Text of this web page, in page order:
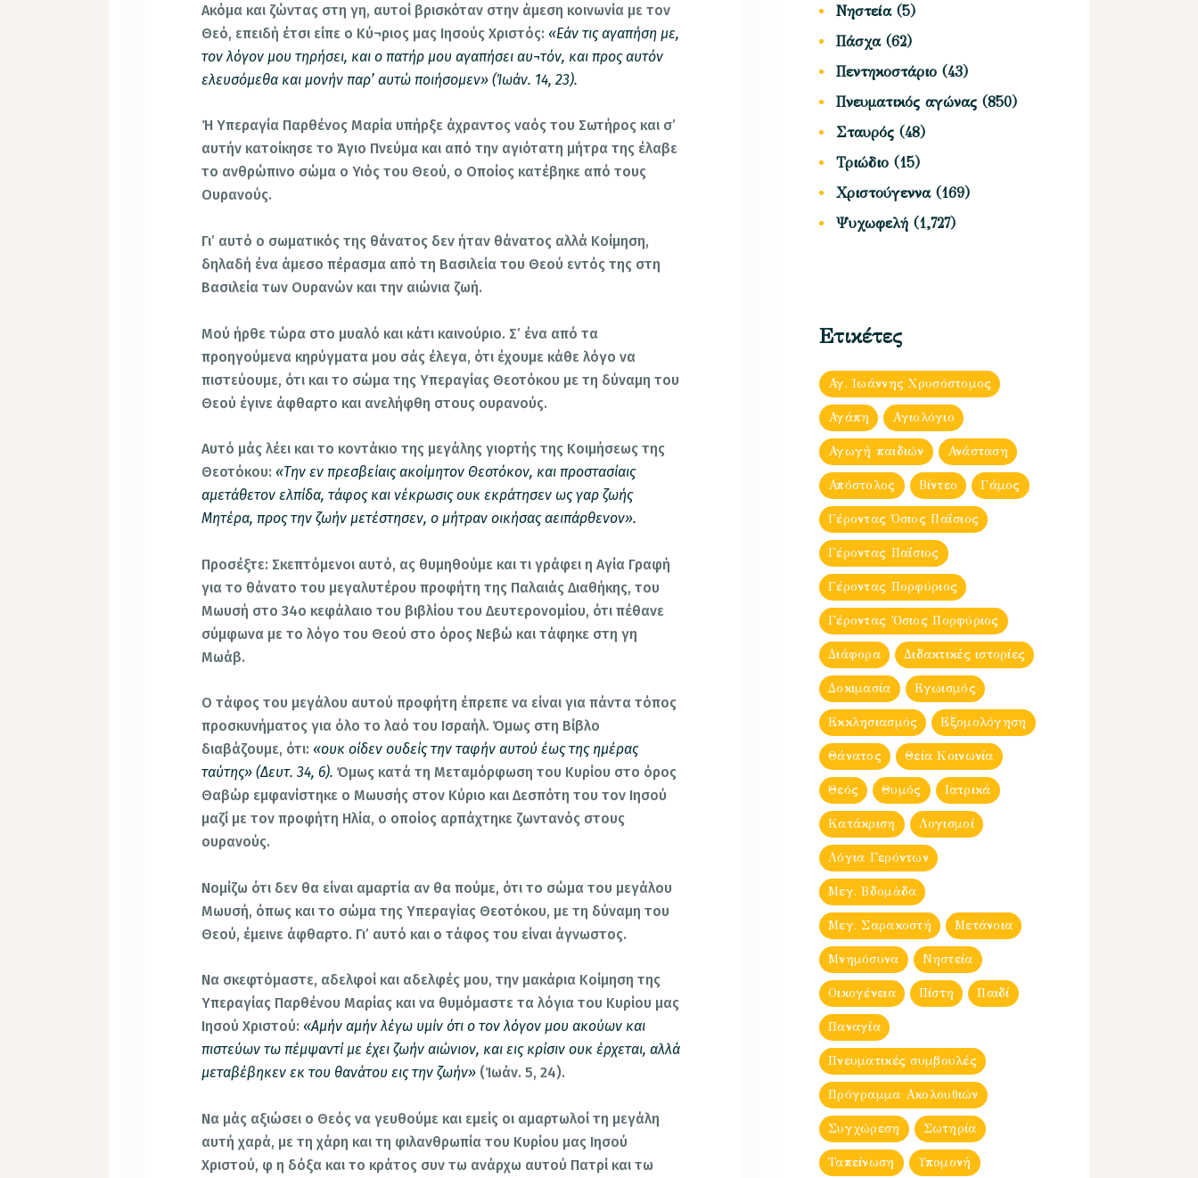
Ακόμα και ζώντας στη γη, αυτοί βρισκόταν στην άμεση κοινωνία με τον
Θεό, επειδή έτσι είπε ο Κύ¬ριος μας Ιησούς Χριστός:«Εάν τις αγαπήση με,
τον λόγον μου τηρήσει, και ο πατήρ μου αγαπήσει αυ¬τόν, και προς αυτόν
ελευσόμεθα και μονήν παρ’ αυτώ ποιήσομεν» (Ίωάν. 14, 23).
Ή Υπεραγία Παρθένος Μαρία υπήρξε άχραντος ναός του Σωτήρος και σ’
αυτήν κατοίκησε το Άγιο Πνεύμα και από την αγιότατη μήτρα της έλαβε
το ανθρώπινο σώμα ο Υιός του Θεού, ο Οποίος κατέβηκε από τους
Ουρανούς.
Γι’ αυτό ο σωματικός της θάνατος δεν ήταν θάνατος αλλά Κοίμηση,
δηλαδή ένα άμεσο πέρασμα από τη Βασιλεία του Θεού εντός της στη
Βασιλεία των Ουρανών και την αιώνια ζωή.
Μού ήρθε τώρα στο μυαλό και κάτι καινούριο. Σ’ ένα από τα
προηγούμενα κηρύγματα μου σάς έλεγα, ότι έχουμε κάθε λόγο να
πιστεύουμε, ότι και το σώμα της Υπεραγίας Θεοτόκου με τη δύναμη του
Θεού έγινε άφθαρτο και ανελήφθη στους ουρανούς.
Αυτό μάς λέει και το κοντάκιο της μεγάλης γιορτής της Κοιμήσεως της
Θεοτόκου:«Την εν πρεσβείαις ακοίμητον Θεοτόκον, και προστασίαις
αμετάθετον ελπίδα, τάφος και νέκρωσις ουκ εκράτησεν ως γαρ ζωής
Μητέρα, προς την ζωήν μετέστησεν, ο μήτραν οικήσας αειπάρθενον».
Προσέξτε: Σκεπτόμενοι αυτό, ας θυμηθούμε και τι γράφει η Αγία Γραφή
για το θάνατο του μεγαλυτέρου προφήτη της Παλαιάς Διαθήκης, του
Μωυσή στο 34ο κεφάλαιο του βιβλίου του Δευτερονομίου, ότι πέθανε
σύμφωνα με το λόγο του Θεού στο όρος Νεβώ και τάφηκε στη γη
Μωάβ.
Ο τάφος του μεγάλου αυτού προφήτη έπρεπε να είναι για πάντα τόπος
προσκυνήματος για όλο το λαό του Ισραήλ. Όμως στη Βίβλο
διαβάζουμε, ότι:«ουκ οίδεν ουδείς την ταφήν αυτού έως της ημέρας
ταύτης» (Δευτ. 34, 6). Όμως κατά τη Μεταμόρφωση του Κυρίου στο όρος
Θαβώρ εμφανίστηκε ο Μωυσής στον Κύριο και Δεσπότη του τον Ιησού
μαζί με τον προφήτη Ηλία, ο οποίος αρπάχτηκε ζωντανός στους
ουρανούς.
Νομίζω ότι δεν θα είναι αμαρτία αν θα πούμε, ότι το σώμα του μεγάλου
Μωυσή, όπως και το σώμα της Υπεραγίας Θεοτόκου, με τη δύναμη του
Θεού, έμεινε άφθαρτο. Γι’ αυτό και ο τάφος του είναι άγνωστος.
Να σκεφτόμαστε, αδελφοί και αδελφές μου, την μακάρια Κοίμηση της
Υπεραγίας Παρθένου Μαρίας και να θυμόμαστε τα λόγια του Κυρίου μας
Ιησού Χριστού:«Αμήν αμήν λέγω υμίν ότι ο τον λόγον μου ακούων και
πιστεύων τω πέμψαντί με έχει ζωήν αιώνιον, και εις κρίσιν ουκ έρχεται, αλλά
μεταβέβηκεν εκ του θανάτου εις την ζωήν» (Ίωάν. 5, 24).
Να μάς αξιώσει ο Θεός να γευθούμε και εμείς οι αμαρτωλοί τη μεγάλη
αυτή χαρά, με τη χάρη και τη φιλανθρωπία του Κυρίου μας Ιησού
Χριστού, φ η δόξα και το κράτος συν τω ανάρχω αυτού Πατρί και τω
Νηστεία(5)
Πάσχα(62)
Πεντηκοστάριο (43)
Πνευματικός αγώνας (850)
Σταυρός (48)
Τριώδιο (15)
Χριστούγεννα(169)
Ψυχωφελή (1,727)
Ετικέτες
Αγ. Ιωάννης Χρυσόστομος
Αγάπη Αγιολόγιο
Αγωγή παιδιών Ανάσταση
Απόστολος Βίντεο Γάμος
Γέροντας Όσιος Παΐσιος
Γέροντας Παΐσιος
Γέροντας Πορφύριος
Γέροντας Ὀσιος Πορφύριος
Διάφορα Διδακτικές ιστορίες
Δοκιμασία Εγωισμός
Εκκλησιασμός Εξομολόγηση
Θάνατος Θεία Κοινωνία
Θεός Θυμός Ιατρικά
Κατάκριση Λογισμοί
Λόγια Γερόντων
Μεγ. Βδομἀδα
Μεγ. Σαρακοστή Μετάνοια
Μνημόσυνα Νηστεία
Οικογένεια Πίστη Παιδί
Παναγία
Πνευματικές συμβουλές
Πρόγραμμα Ακολουθιών
Συγχώρεση Σωτηρία
Ταπείνωση Υπομονή